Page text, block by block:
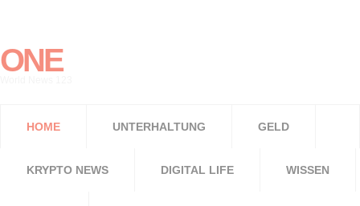
ONE
HOME UNTERHALTUNG GELD
KRYPTO NEWS DIGITAL LIFE WISSEN